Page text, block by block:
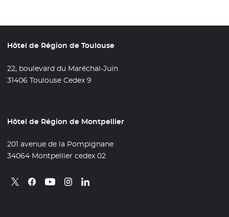
Hôtel de Région de Toulouse
22, boulevard du Maréchal-Juin
31406 Toulouse Cedex 9
Hôtel de Région de Montpellier
201 avenue de la Pompignane
34064 Montpellier cedex 02
Retrouvez nous sur X
- Nouvelle fenêtre
Retrouvez nous sur Facebook
- Nouvelle fenêtre
Retrouvez nous sur Youtube
- Nouvelle fenêtre
Retrouvez nous sur Instagram
- Nouvelle fenêtre
Retrouvez nous sur Linkedin
- Nouvelle fenêtre